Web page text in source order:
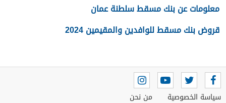
معلومات عن بنك مسقط سلطنة عمان
قروض بنك مسقط للوافدين والمقيمين 2024
سياسة الخصوصية من نحن